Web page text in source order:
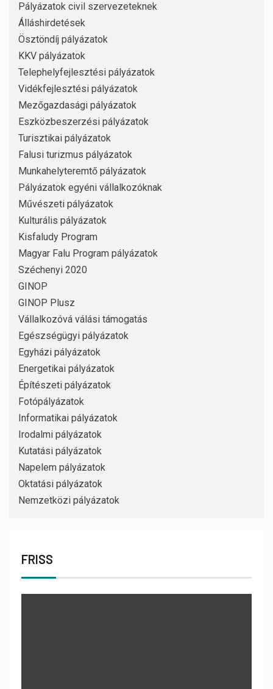
Pályázatok civil szervezeteknek
Álláshirdetések
Ösztöndíj pályázatok
KKV pályázatok
Telephelyfejlesztési pályázatok
Vidékfejlesztési pályázatok
Mezőgazdasági pályázatok
Eszközbeszerzési pályázatok
Turisztikai pályázatok
Falusi turizmus pályázatok
Munkahelyteremtő pályázatok
Pályázatok egyéni vállalkozóknak
Művészeti pályázatok
Kulturális pályázatok
Kisfaludy Program
Magyar Falu Program pályázatok
Széchenyi 2020
GINOP
GINOP Plusz
Vállalkozóvá válási támogatás
Egészségügyi pályázatok
Egyházi pályázatok
Energetikai pályázatok
Építészeti pályázatok
Fotópályázatok
Informatikai pályázatok
Irodalmi pályázatok
Kutatási pályázatok
Napelem pályázatok
Oktatási pályázatok
Nemzetközi pályázatok
FRISS